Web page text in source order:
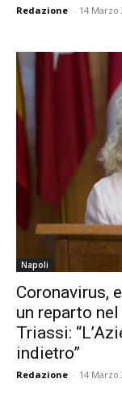
Redazione - 14 Marzo
Napoli
Coronavirus,
un reparto
Triassi:
indietro”
Redazione - 14 Marzo